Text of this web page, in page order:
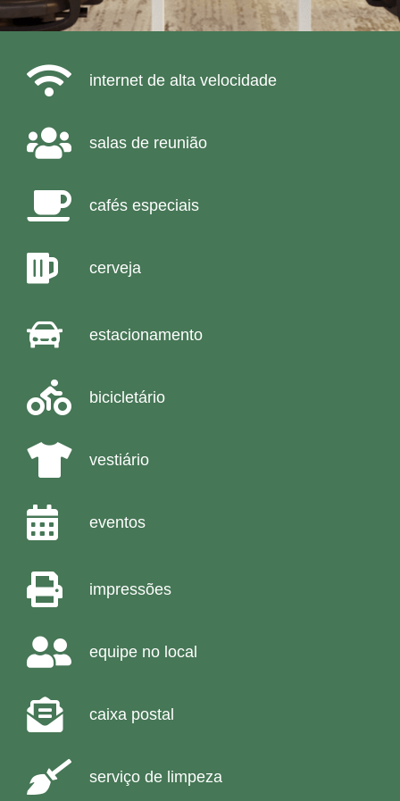
internet de alta velocidade
salas de reunião
cafés especiais
cerveja
estacionamento
bicicletário
vestiário
eventos
impressões
equipe no local
caixa postal
serviço de limpeza